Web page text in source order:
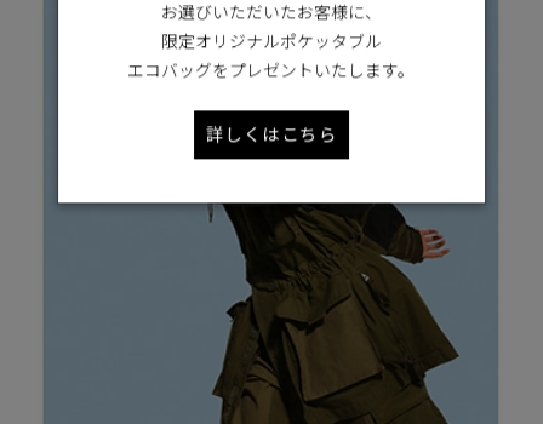
お選びいただいたお客様に、
限定オリジナルポケッタブル
エコバッグをプレゼントいたします。
詳しくはこちら